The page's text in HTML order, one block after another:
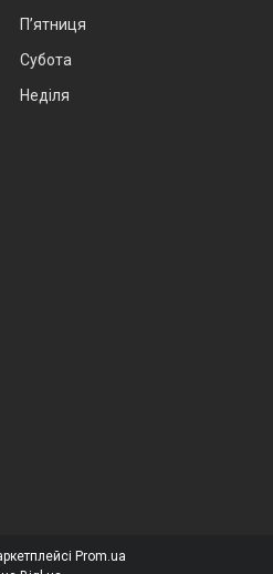
Пʼятниця
Субота
Неділя
Prom.ua